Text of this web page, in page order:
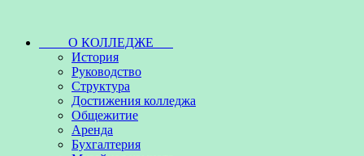
О КОЛЛЕДЖЕ
История
Руководство
Структура
Достижения колледжа
Общежитие
Аренда
Бухгалтерия